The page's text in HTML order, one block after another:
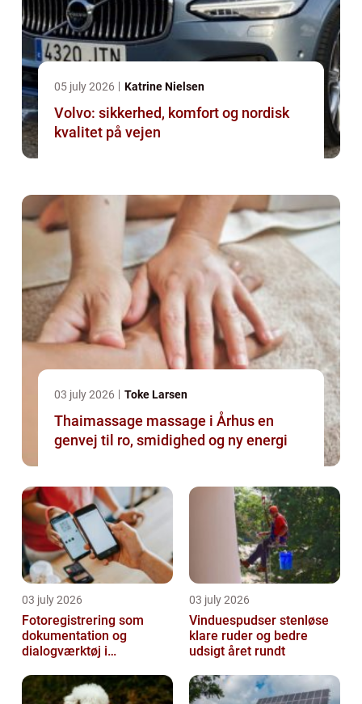
05 july 2026 Katrine Nielsen
Volvo: sikkerhed, komfort og nordisk
kvalitet på vejen
03 july 2026 Toke Larsen
Thaimassage massage i Århus en
genvej til ro, smidighed og ny energi
03 july 2026
Fotoregistrering som
dokumentation og
dialogværktøj i
03 july 2026
Vinduespudser stenløse
klare ruder og bedre
udsigt året rundt